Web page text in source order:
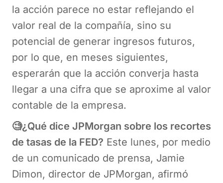
la acción parece no estar reflejando el
valor real de la compañía, sino su
potencial de generar ingresos futuros,
por lo que, en meses siguientes,
esperarán que la acción converja hasta
llegar a una cifra que se aproxime al valor
contable de la empresa.
🧐¿Qué dice JPMorgan sobre los recortes
de tasas de la FED? Este lunes, por medio
de un comunicado de prensa, Jamie
Dimon, director de JPMorgan, afirmó